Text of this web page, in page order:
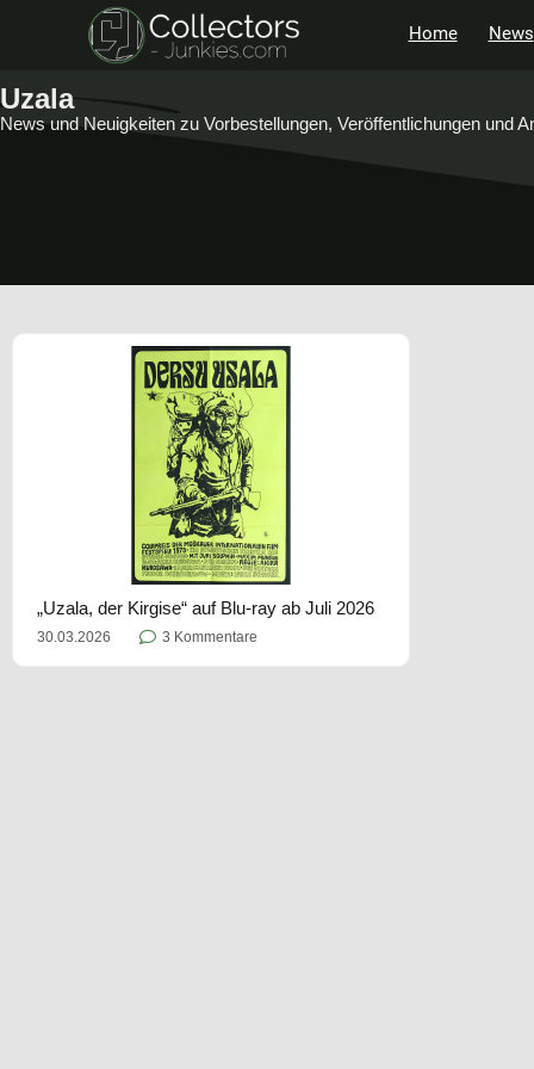
Home News
Uzala
News und Neuigkeiten zu Vorbestellungen, Veröffentlichungen und
„Uzala, der Kirgise“ auf Blu-ray ab Juli 2026
30.03.2026 3 Kommentare